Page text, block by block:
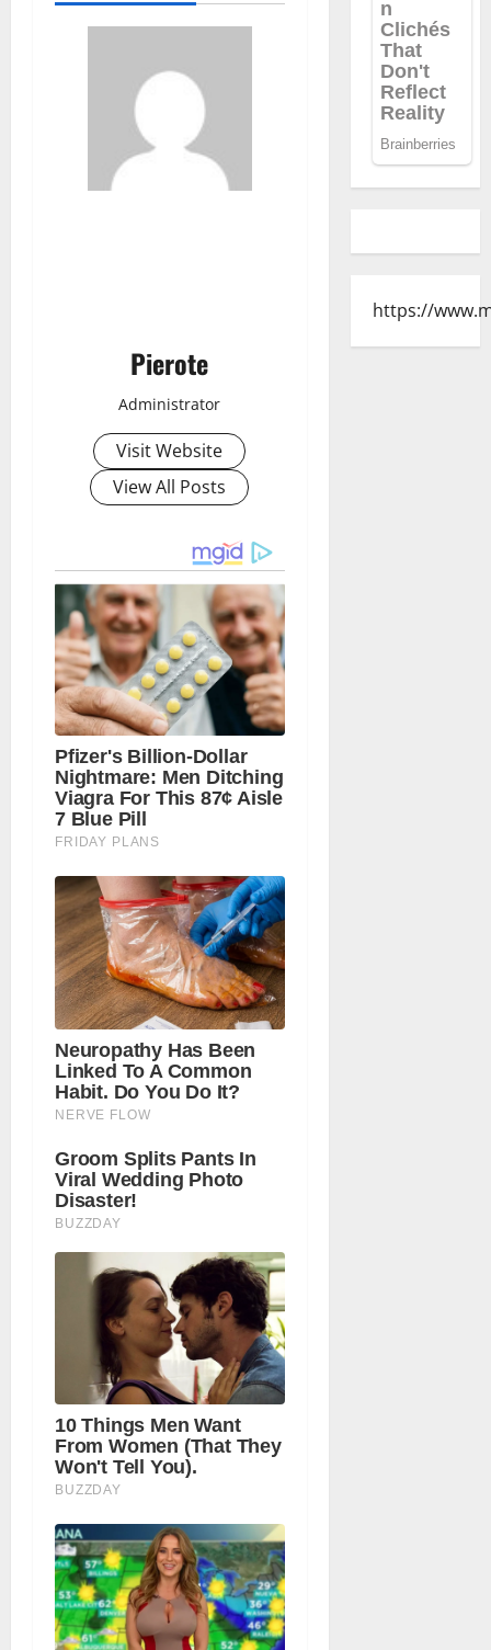
Pierote
Administrator
Visit Website
View All Posts
https://